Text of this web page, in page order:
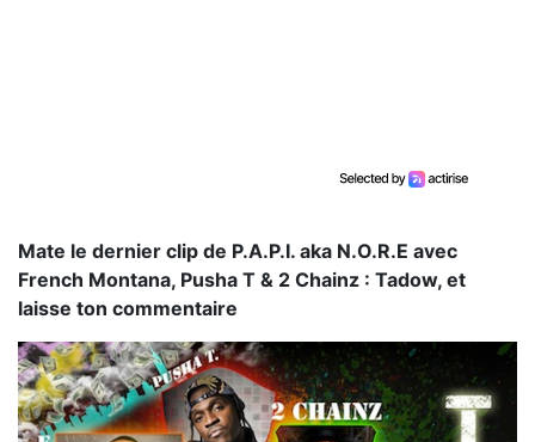
Mate le dernier clip de P.A.P.I. aka N.O.R.E avec
French Montana, Pusha T & 2 Chainz : Tadow, et
laisse ton commentaire